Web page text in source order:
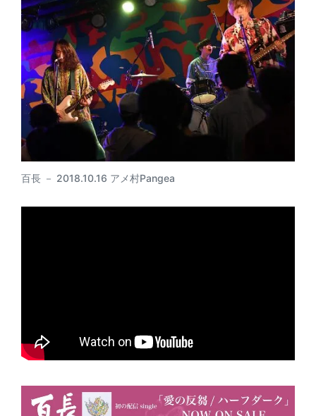
百長 － 2018.10.16 アメ村Pangea